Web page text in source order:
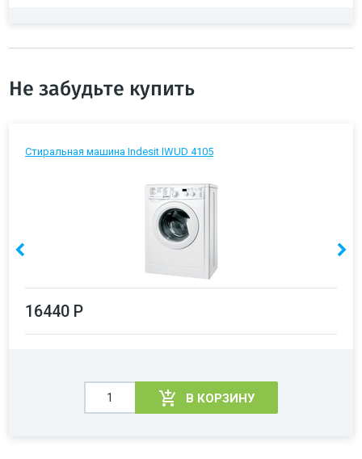
Не забудьте купить
Стиральная машина Indesit IWUD 4105
16440 Р
В КОРЗИНУ